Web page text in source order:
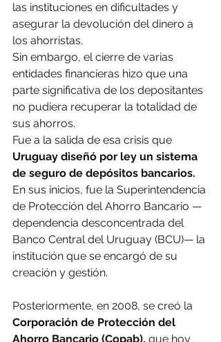
las instituciones en dificultades y
asegurar la devolución del dinero a
los ahorristas.
Sin embargo, el cierre de varias
entidades financieras hizo que una
parte significativa de los depositantes
no pudiera recuperar la totalidad de
sus ahorros.
Fue a la salida de esa crisis que
Uruguay diseñó por ley un sistema
de seguro de depósitos bancarios.
En sus inicios, fue la Superintendencia
de Protección del Ahorro Bancario —
dependencia desconcentrada del
Banco Central del Uruguay (BCU)— la
institución que se encargó de su
creación y gestión.
Posteriormente, en 2008, se creó la
Corporación de Protección del
Ahorro Bancario (Copab), que hoy